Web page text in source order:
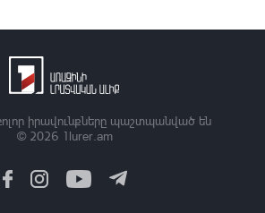
պարունակությունը գրեթե ամբողջ
բարձր
իրավունքները պաշտպանված են
© 2026 1lurer.am